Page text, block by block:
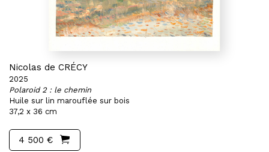
Nicolas de CRÉCY
2025
Polaroid 2 : le chemin
Huile sur lin marouflée sur bois
37,2 x 36 cm
4 500 €